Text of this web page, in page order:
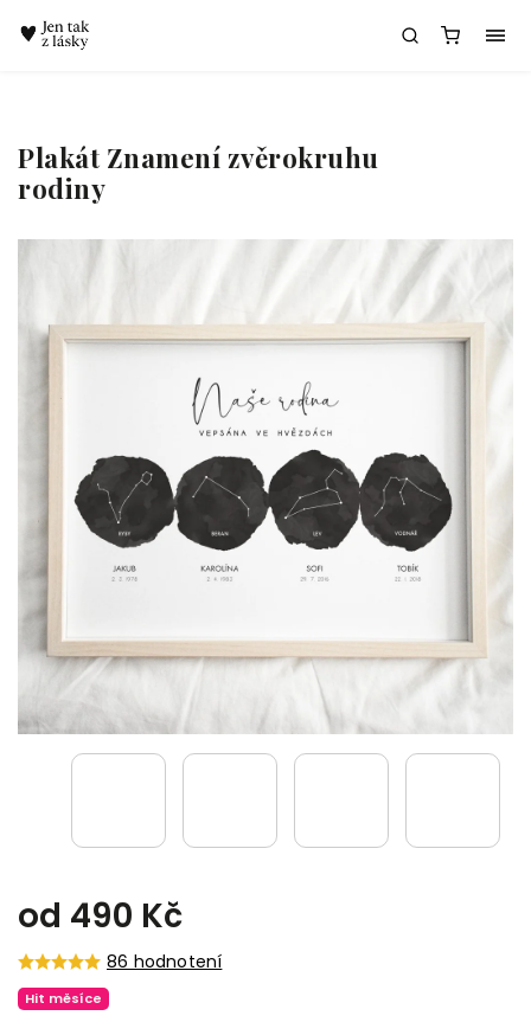
Plakát Znamení zvěrokruhu
rodiny
od 490 Kč
Hit měsíce
86 hodnotení